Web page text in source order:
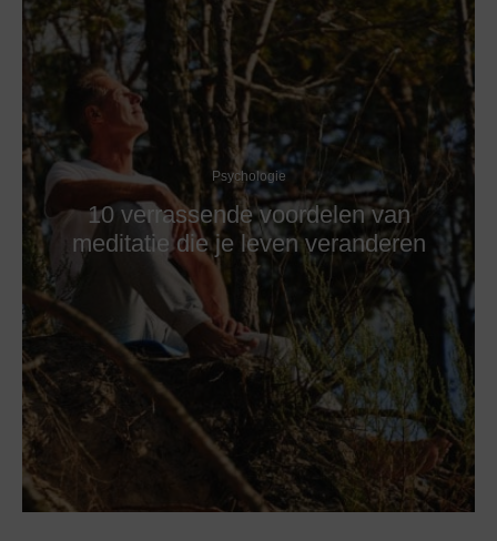
Psychologie
10 verrassende voordelen van
meditatie die je leven veranderen